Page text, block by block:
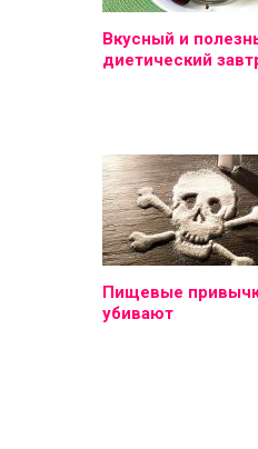
Вкусный и
диетический
Пищевые
убивают